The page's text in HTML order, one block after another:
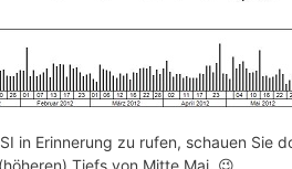
in Erinnerung zu rufen, schauen Sie
Tiefs von Mitte Mai. 😉